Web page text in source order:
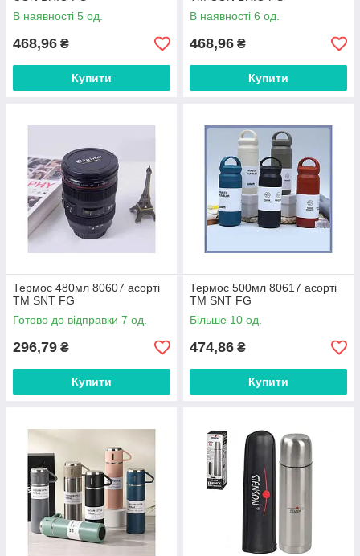
В наявності 5 од.
468,96 ₴
Купити
В наявності 6 од.
468,96 ₴
Купити
Термос 480мл 80607 асорті
ТМ SNT FG
Готово до відправки 7 од.
296,79 ₴
Купити
Термос 500мл 80617 асорті
ТМ SNT FG
Більше 10 од.
474,86 ₴
Купити